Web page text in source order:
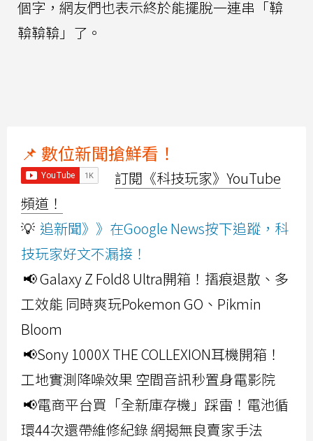
個字，網友們也表示終於能擺脫一連串「鞥
鞥鞥鞥」了。
📌 數位新聞搶鮮看！
訂閱《科技玩家》YouTube
頻道！
💡 追新聞》》在Google News按下追蹤，科
技玩家好文不漏接！
📢 Galaxy Z Fold8 Ultra開箱！摺痕退散、多
工效能 同時爽玩Pokemon GO、Pikmin
Bloom
📢Sony 1000X THE COLLEXION耳機開箱！
工地實測降噪效果 空間音訊秒置身電影院
📢電商平台買「全新庫存機」踩雷！電池循
環44次還帶維修紀錄 網揭無良賣家手法